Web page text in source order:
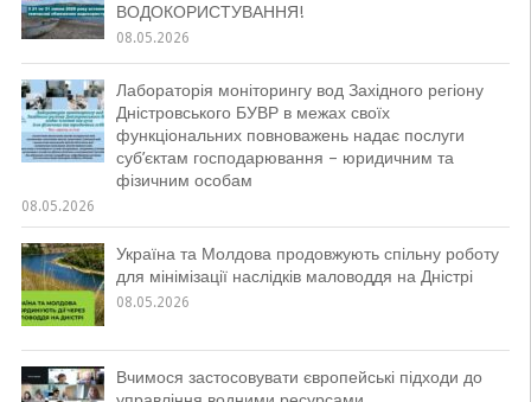
ВОДОКОРИСТУВАННЯ!
08.05.2026
Лабораторія моніторингу вод Західного регіону
Дністровського БУВР в межах своїх
функціональних повноважень надає послуги
суб’єктам господарювання – юридичним та
фізичним особам
08.05.2026
Україна та Молдова продовжують спільну роботу
для мінімізації наслідків маловоддя на Дністрі
08.05.2026
Вчимося застосовувати європейські підходи до